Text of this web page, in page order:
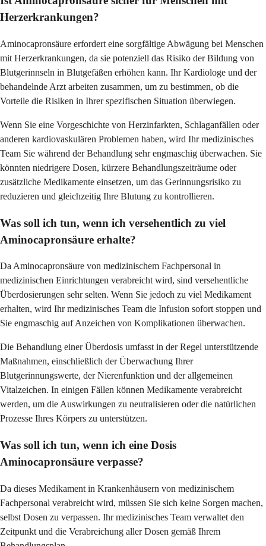
Herzerkrankungen?
Aminocapronsäure erfordert eine sorgfältige Abwägung bei Menschen
mit Herzerkrankungen, da sie potenziell das Risiko der Bildung von
Blutgerinnseln in Blutgefäßen erhöhen kann. Ihr Kardiologe und der
behandelnde Arzt arbeiten zusammen, um zu bestimmen, ob die
Vorteile die Risiken in Ihrer spezifischen Situation überwiegen.
Wenn Sie eine Vorgeschichte von Herzinfarkten, Schlaganfällen oder
anderen kardiovaskulären Problemen haben, wird Ihr medizinisches
Team Sie während der Behandlung sehr engmaschig überwachen. Sie
könnten niedrigere Dosen, kürzere Behandlungszeiträume oder
zusätzliche Medikamente einsetzen, um das Gerinnungsrisiko zu
reduzieren und gleichzeitig Ihre Blutung zu kontrollieren.
Was soll ich tun, wenn ich versehentlich zu viel
Aminocapronsäure erhalte?
Da Aminocapronsäure von medizinischem Fachpersonal in
medizinischen Einrichtungen verabreicht wird, sind versehentliche
Überdosierungen sehr selten. Wenn Sie jedoch zu viel Medikament
erhalten, wird Ihr medizinisches Team die Infusion sofort stoppen und
Sie engmaschig auf Anzeichen von Komplikationen überwachen.
Die Behandlung einer Überdosis umfasst in der Regel unterstützende
Maßnahmen, einschließlich der Überwachung Ihrer
Blutgerinnungswerte, der Nierenfunktion und der allgemeinen
Vitalzeichen. In einigen Fällen können Medikamente verabreicht
werden, um die Auswirkungen zu neutralisieren oder die natürlichen
Prozesse Ihres Körpers zu unterstützen.
Was soll ich tun, wenn ich eine Dosis
Aminocapronsäure verpasse?
Da dieses Medikament in Krankenhäusern von medizinischem
Fachpersonal verabreicht wird, müssen Sie sich keine Sorgen machen,
selbst Dosen zu verpassen. Ihr medizinisches Team verwaltet den
Zeitpunkt und die Verabreichung aller Dosen gemäß Ihrem